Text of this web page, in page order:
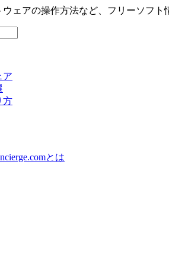
ェアの操作方法など、フリーソフト
ア
方
とは